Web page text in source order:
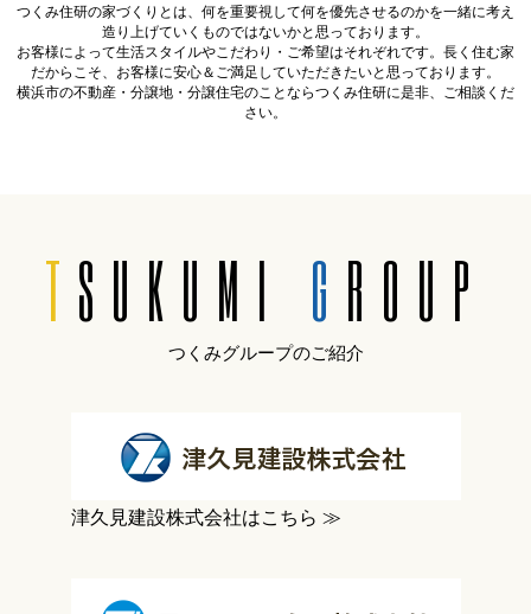
つくみ住研の家づくりとは、何を重要視して何を優先させるのかを一緒に考え
造り上げていくものではないかと思っております。
お客様によって生活スタイルやこだわり・ご希望はそれぞれです。長く住む家
だからこそ、お客様に安心＆ご満足していただきたいと思っております。
横浜市の不動産・分譲地・分譲住宅のことならつくみ住研に是非、ご相談くだ
さい。
T SUKUMI G ROUP
つくみグループのご紹介
津久見建設株式会社はこちら ≫